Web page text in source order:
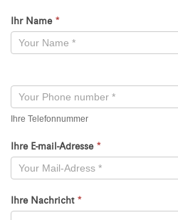
Kontaktformular
-
Ihr Name *
Ihre Telefonnummer
Ihre E-mail-Adresse *
Ihre Nachricht *